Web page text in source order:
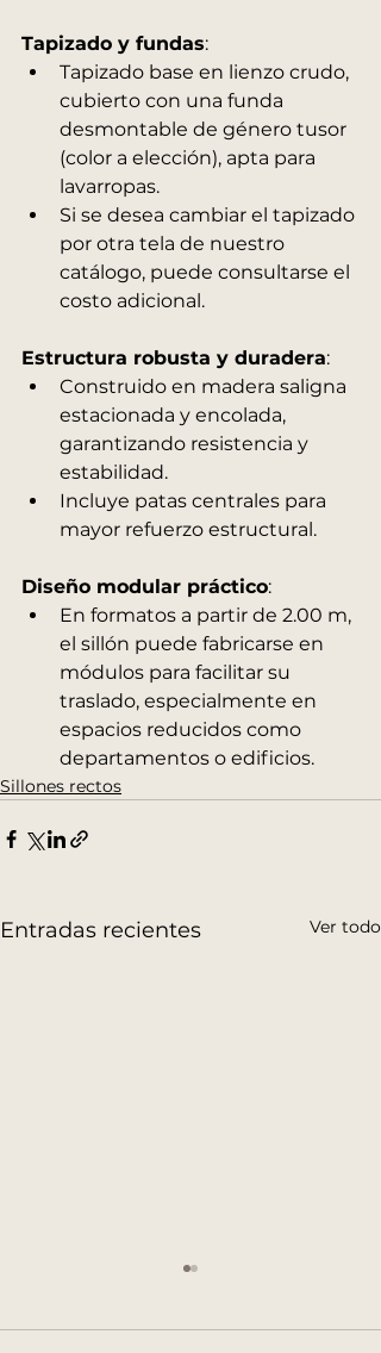
Tapizado y fundas:
Tapizado base en lienzo crudo,
cubierto con una funda
desmontable de género tusor
(color a elección), apta para
lavarropas.
Si se desea cambiar el tapizado
por otra tela de nuestro
catálogo, puede consultarse el
costo adicional.
Estructura robusta y duradera:
Construido en madera saligna
estacionada y encolada,
garantizando resistencia y
estabilidad.
Incluye patas centrales para
mayor refuerzo estructural.
Diseño modular práctico:
En formatos a partir de 2.00 m,
el sillón puede fabricarse en
módulos para facilitar su
traslado, especialmente en
espacios reducidos como
departamentos o edificios.
Sillones rectos
Entradas recientes Ver todo